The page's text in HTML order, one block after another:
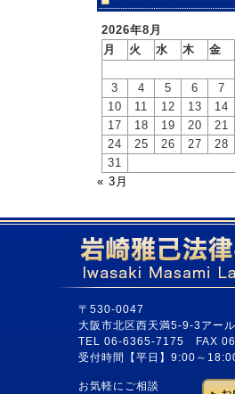
2026年8月
月
火 水 木 金
3
4 5 6 7
10
11 12 13 14
17
18 19 20 21
24
25 26 27 28
31
« 3月
〒530-0047
大阪市北区西天満5-9-3アー
TEL 06-6365-7175 FAX
受付時間【平日】9:00～
お気軽にご相談